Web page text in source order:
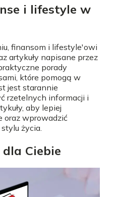
i lifestyle w
finansom i lifestyle'owi
artykuły napisane przez
porady
które pomogą w
jest starannie
rzetelnych informacji i
aby lepiej
oraz wprowadzić
życia.
Ciebie